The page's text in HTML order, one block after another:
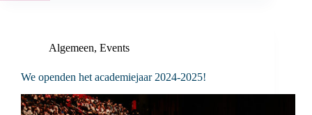
Algemeen, Events
We openden het academiejaar 2024-2025!